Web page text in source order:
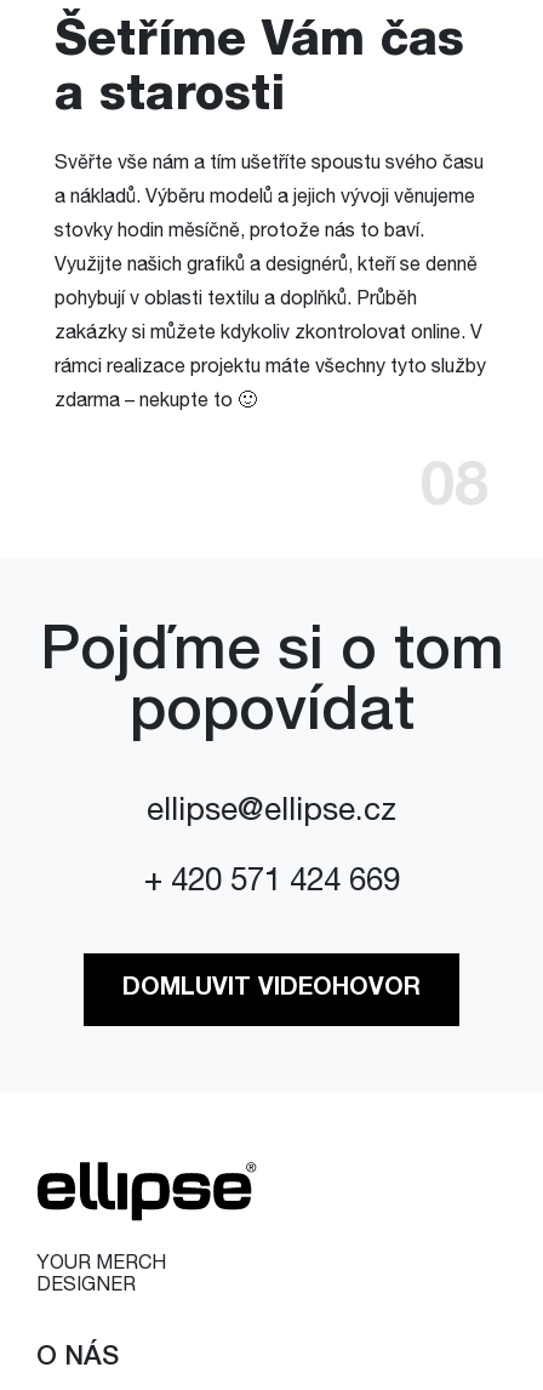
Šetříme Vám čas
a starosti
Svěřte vše nám a tím ušetříte spoustu svého času
a nákladů. Výběru modelů a jejich vývoji věnujeme
stovky hodin měsíčně, protože nás to baví.
Využijte našich grafiků a designérů, kteří se denně
pohybují v oblasti textilu a doplňků. Průběh
zakázky si můžete kdykoliv zkontrolovat online. V
rámci realizace projektu máte všechny tyto služby
zdarma – nekupte to 🙂
08
Pojďme si o tom
popovídat
ellipse@ellipse.cz
+ 420 571 424 669
DOMLUVIT VIDEOHOVOR
YOUR MERCH
DESIGNER
O NÁS